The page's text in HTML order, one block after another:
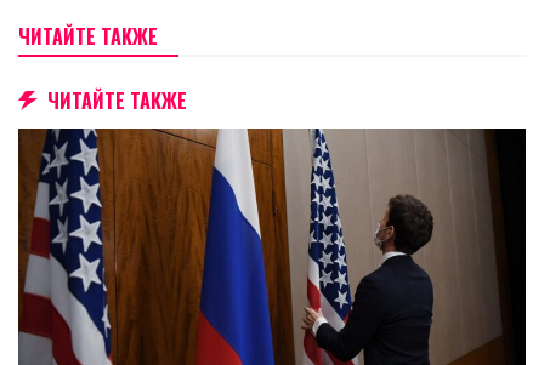
ЧИТАЙТЕ ТАКЖЕ
ЧИТАЙТЕ ТАКЖЕ